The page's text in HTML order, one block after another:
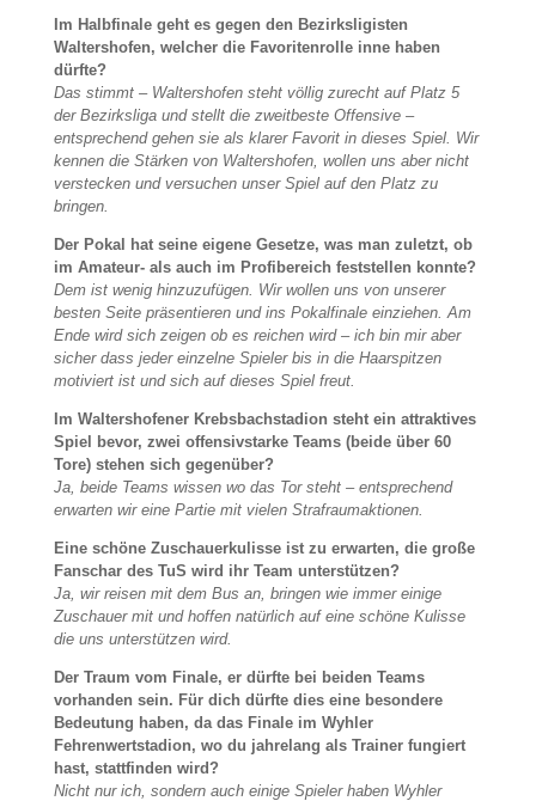
Im Halbfinale geht es gegen den Bezirksligisten
Waltershofen, welcher die Favoritenrolle inne haben
dürfte?
Das stimmt – Waltershofen steht völlig zurecht auf Platz 5
der Bezirksliga und stellt die zweitbeste Offensive –
entsprechend gehen sie als klarer Favorit in dieses Spiel. Wir
kennen die Stärken von Waltershofen, wollen uns aber nicht
verstecken und versuchen unser Spiel auf den Platz zu
bringen.
Der Pokal hat seine eigene Gesetze, was man zuletzt, ob
im Amateur- als auch im Profibereich feststellen konnte?
Dem ist wenig hinzuzufügen. Wir wollen uns von unserer
besten Seite präsentieren und ins Pokalfinale einziehen. Am
Ende wird sich zeigen ob es reichen wird – ich bin mir aber
sicher dass jeder einzelne Spieler bis in die Haarspitzen
motiviert ist und sich auf dieses Spiel freut.
Im Waltershofener Krebsbachstadion steht ein attraktives
Spiel bevor, zwei offensivstarke Teams (beide über 60
Tore) stehen sich gegenüber?
Ja, beide Teams wissen wo das Tor steht – entsprechend
erwarten wir eine Partie mit vielen Strafraumaktionen.
Eine schöne Zuschauerkulisse ist zu erwarten, die große
Fanschar des TuS wird ihr Team unterstützen?
Ja, wir reisen mit dem Bus an, bringen wie immer einige
Zuschauer mit und hoffen natürlich auf eine schöne Kulisse
die uns unterstützen wird.
Der Traum vom Finale, er dürfte bei beiden Teams
vorhanden sein. Für dich dürfte dies eine besondere
Bedeutung haben, da das Finale im Wyhler
Fehrenwertstadion, wo du jahrelang als Trainer fungiert
hast, stattfinden wird?
Nicht nur ich, sondern auch einige Spieler haben Wyhler